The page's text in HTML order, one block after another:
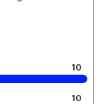
10
10